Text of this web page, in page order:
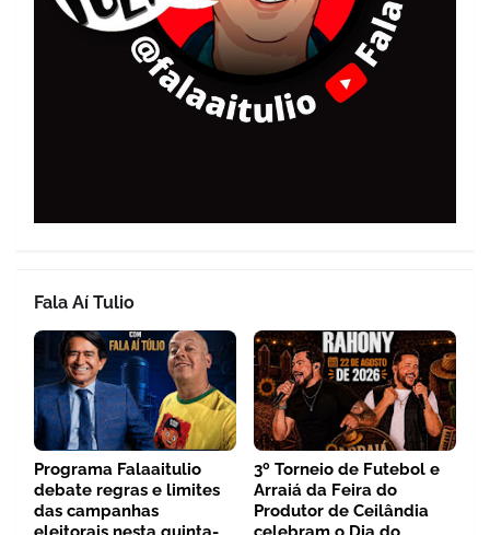
Fala Aí Tulio
Programa Falaaitulio
debate regras e limites
das campanhas
3º Torneio de Futebol e
Arraiá da Feira do
Produtor de Ceilândia